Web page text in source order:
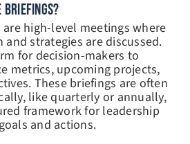
BRIEFINGS?
are high-level meetings where
strategies are discussed.
for decision-makers to
metrics, upcoming projects,
These briefings are often
like quarterly or annually,
framework for leadership
and actions.